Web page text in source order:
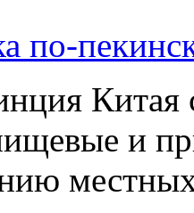
по-
Китая
и